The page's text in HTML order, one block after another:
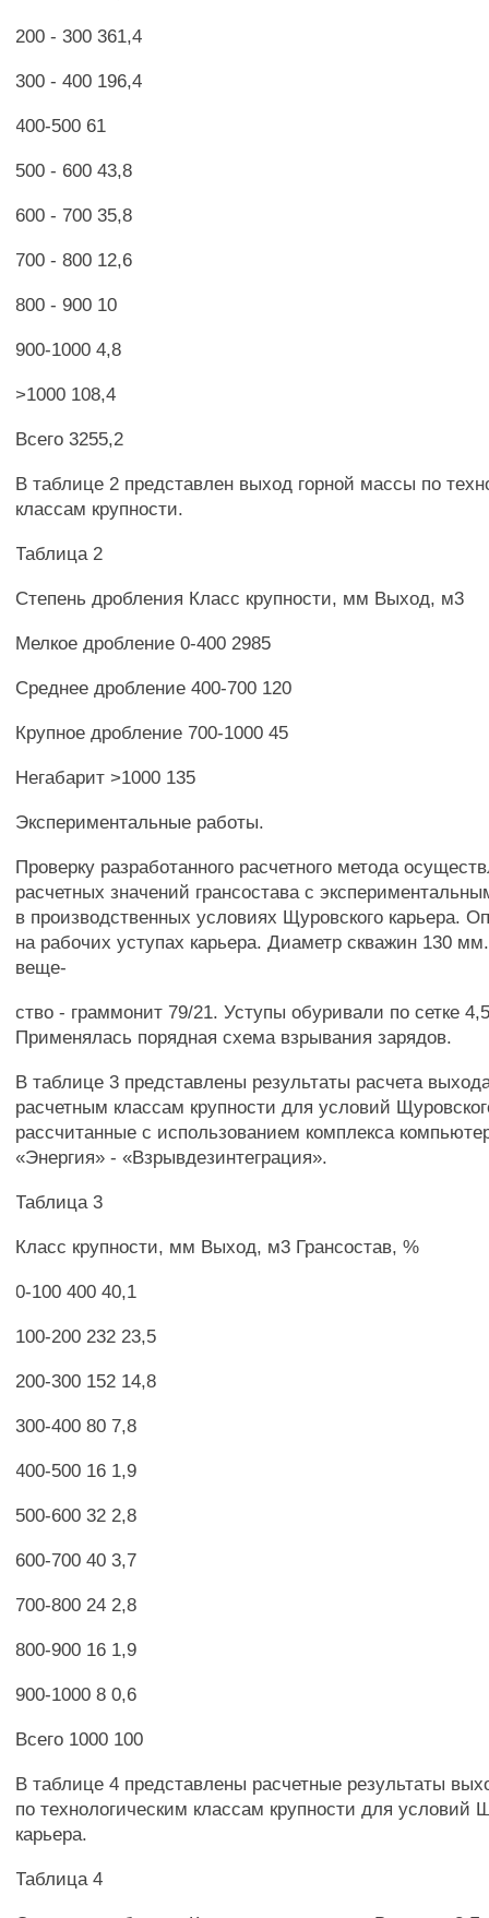
200 - 300 361,4
300 - 400 196,4
400-500 61
500 - 600 43,8
600 - 700 35,8
700 - 800 12,6
800 - 900 10
900-1000 4,8
>1000 108,4
Всего 3255,2
В таблице 2 представлен выход горной массы по
классам крупности.
Таблица 2
Степень дробления Класс крупности, мм Выход, м3
Мелкое дробление 0-400 2985
Среднее дробление 400-700 120
Крупное дробление 700-1000 45
Негабарит >1000 135
Экспериментальные работы.
Проверку разработанного расчетного метода
расчетных значений грансостава с
в производственных условиях Щуровского карьера.
на рабочих уступах карьера. Диаметр скважин 130
веще-
ство - граммонит 79/21. Уступы обуривали по сетке
Применялась порядная схема взрывания зарядов.
В таблице 3 представлены результаты расчета
расчетным классам крупности для условий
рассчитанные с использованием комплекса
«Энергия» - «Взрывдезинтеграция».
Таблица 3
Класс крупности, мм Выход, м3 Грансостав, %
0-100 400 40,1
100-200 232 23,5
200-300 152 14,8
300-400 80 7,8
400-500 16 1,9
500-600 32 2,8
600-700 40 3,7
700-800 24 2,8
800-900 16 1,9
900-1000 8 0,6
Всего 1000 100
В таблице 4 представлены расчетные результаты
по технологическим классам крупности для условий
карьера.
Таблица 4